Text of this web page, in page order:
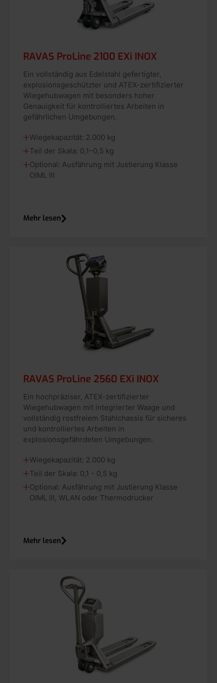
RAVAS ProLine 2100 EXi INOX
Ein vollständig aus Edelstahl gefertigter,
explosionsgeschützter und ATEX-zertifizierter
Wiegehubwagen mit besonders hoher
Genauigkeit für kontrolliertes Arbeiten in
gefährlichen Umgebungen.
Wiegekapazität: 2.000 kg
Teil der Skala: 0,1–0,5 kg
Optional: Ausfährung mit Justierung Klasse
OIML III
Mehr lesen
RAVAS ProLine 2560 EXi INOX
Ein hochpräziser, ATEX-zertifizierter
Wiegehubwagen mit integrierter Waage und
vollständig rostfreiem Stahlchassis für sicheres
und kontrolliertes Arbeiten in
explosionsgefährdeten Umgebungen.
Wiegekapazität: 2.000 kg
Teil der Skala: 0,1 - 0,5 kg
Optional: Ausfährung mit Justierung Klasse
OIML III, WLAN oder Thermodrucker
Mehr lesen